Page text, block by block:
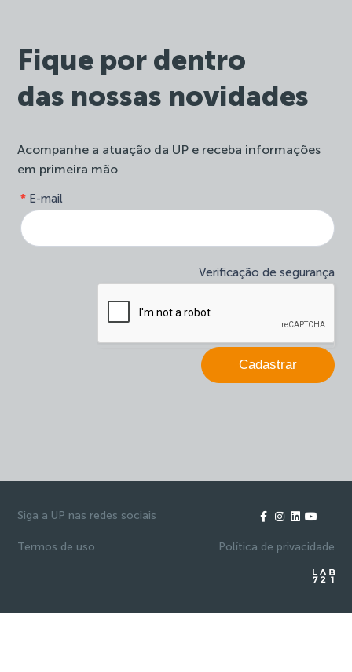
Fique por dentro
das nossas novidades
Acompanhe a atuação da UP e receba informações
em primeira mão
site-
newsletter
E-mail
*
Verificação de segurança
Cadastrar
você
é
humano,
este
campo
branco.
Siga a UP nas redes sociais
Termos de uso Política de privacidade